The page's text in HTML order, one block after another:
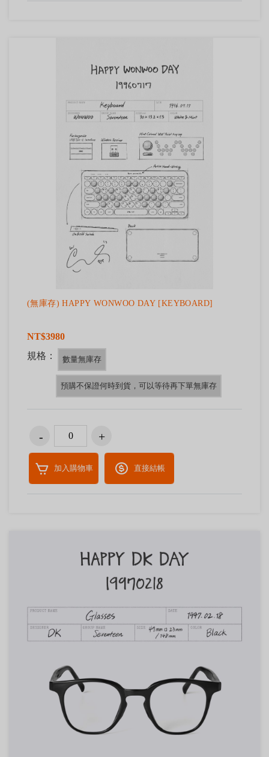
(無庫存) HAPPY WONWOO DAY [KEYBOARD]
NT$3980
規格：
數量無庫存
預購不保證何時到貨，可以等待再下單無庫存
加入購物車 直接結帳